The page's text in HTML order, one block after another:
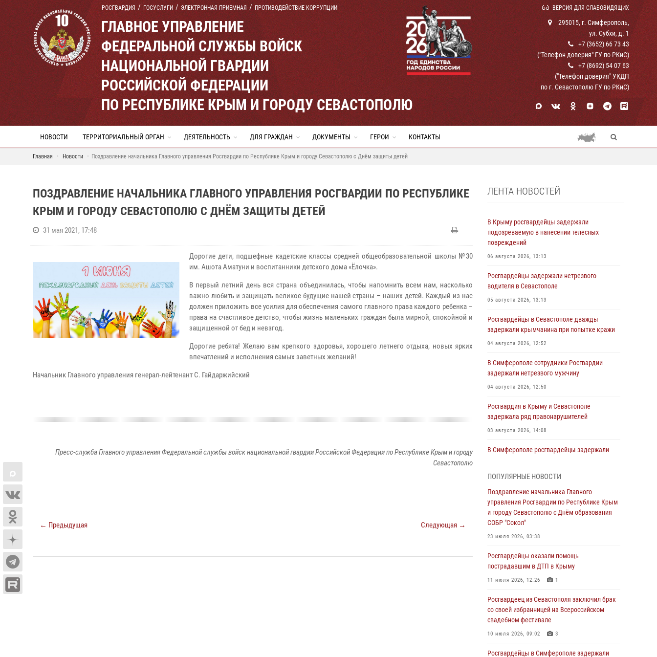
РОСГВАРДИЯ ГОСУСЛУГИ ЭЛЕКТРОННАЯ ПРИЕМНАЯ ПРОТИВОДЕЙСТВИЕ КОРРУПЦИИ ВЕРСИЯ ДЛЯ СЛАБОВИДЯЩИХ
ГЛАВНОЕ УПРАВЛЕНИЕ
ФЕДЕРАЛЬНОЙ СЛУЖБЫ ВОЙСК
НАЦИОНАЛЬНОЙ ГВАРДИИ
РОССИЙСКОЙ ФЕДЕРАЦИИ
ПО РЕСПУБЛИКЕ КРЫМ И ГОРОДУ СЕВАСТОПОЛЮ
295015, г. Симферополь,
ул. Субхи, д. 1
+7 (3652) 66 73 43
("Телефон доверия" ГУ по РКиС)
+7 (8692) 54 07 63
("Телефон доверия" УКДП
по г. Севастополю ГУ по РКиС)
НОВОСТИ ТЕРРИТОРИАЛЬНЫЙ ОРГАН ДЕЯТЕЛЬНОСТЬ ДЛЯ ГРАЖДАН ДОКУМЕНТЫ ГЕРОИ КОНТАКТЫ
Главная Новости Поздравление начальника Главного управления Росгвардии по Республике Крым и городу Севастополю с Днём защиты детей
ПОЗДРАВЛЕНИЕ НАЧАЛЬНИКА ГЛАВНОГО УПРАВЛЕНИЯ РОСГВАРДИИ ПО РЕСПУБЛИКЕ
КРЫМ И ГОРОДУ СЕВАСТОПОЛЮ С ДНЁМ ЗАЩИТЫ ДЕТЕЙ
31 мая 2021, 17:48
Дорогие дети, подшефные кадетские классы средней общеобразовательной школы №30
им. Ашота Аматуни и воспитанники детского дома «Ёлочка».
В первый летний день вся страна объединилась, чтобы напомнить всем нам, насколько
важно любить и защищать великое будущие нашей страны – наших детей. Каждый из нас
должен приложить все усилия для обеспечения самого главного права каждого ребенка –
права на счастливое детство, чтобы жизнь маленьких граждан была мирной, спокойной и
защищенной от бед и невзгод.
Дорогие ребята! Желаю вам крепкого здоровья, хорошего летнего отдыха, новых ярких
впечатлений и исполнения самых заветных желаний!
Начальник Главного управления генерал-лейтенант С. Гайдаржийский
Пресс-служба Главного управления Федеральной службы войск национальной гвардии Российской Федерации по Республике Крым и городу
Севастополю
← Предыдущая Следующая →
ЛЕНТА НОВОСТЕЙ
В Крыму росгвардейцы задержали
подозреваемую в нанесении телесных
повреждений
06 августа 2026, 13:13
Росгвардейцы задержали нетрезвого
водителя в Севастополе
05 августа 2026, 13:13
Росгвардейцы в Севастополе дважды
задержали крымчанина при попытке кражи
04 августа 2026, 12:52
В Симферополе сотрудники Росгвардии
задержали нетрезвого мужчину
04 августа 2026, 12:50
Росгвардия в Крыму и Севастополе
задержала ряд правонарушителей
03 августа 2026, 14:08
В Симферополе росгвардейцы задержали
Росгвардейцы оперативно задержали
нарушителя на охраняемом объекте в
Севастополе
30 июля 2026, 12:13
Росгвардейцы Севастополя пресекли
противоправные действия на охраняемом
объекте
Росгвардейцы Крыма и Севастополя
отметили День Крещения Руси
28 июля 2026, 14:18 4
В Симферополе сотрудники Росгвардии
ПОПУЛЯРНЫЕ НОВОСТИ
Поздравление начальника Главного
управления Росгвардии по Республике Крым
и городу Севастополю с Днём образования
СОБР "Сокол"
23 июля 2026, 03:38
Росгвардейцы оказали помощь
пострадавшим в ДТП в Крыму
11 июля 2026, 12:26 1
Росгвардеец из Севастополя заключил брак
со своей избранницей на Всероссийском
свадебном фестивале
10 июля 2026, 09:02 3
Росгвардейцы в Симферополе задержали